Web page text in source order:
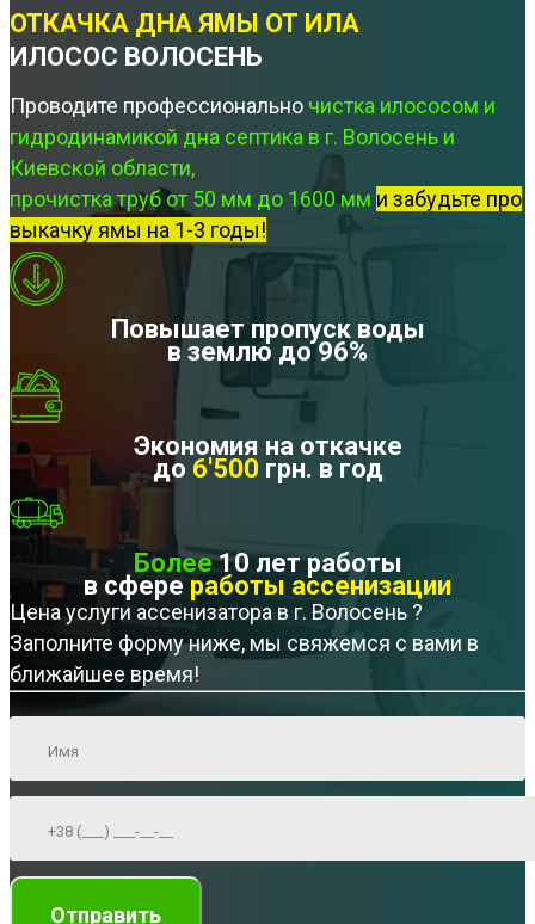
ОТКАЧКА ДНА ЯМЫ ОТ ИЛА
ИЛОСОС ВОЛОСЕНЬ
Проводите профессионально чистка илососом и
гидродинамикой дна септика в г. Волосень и
Киевской области,
прочистка труб от 50 мм до 1600 мм и забудьте про
выкачку ямы на 1-3 годы!
Повышает пропуск воды
в землю до 96%
Экономия на откачке
до 6'500 грн. в год
Более10 лет работы
в сфере работы ассенизации
Цена услуги ассенизатора в г. Волосень ?
Заполните форму ниже, мы свяжемся с вами в
ближайшее время!